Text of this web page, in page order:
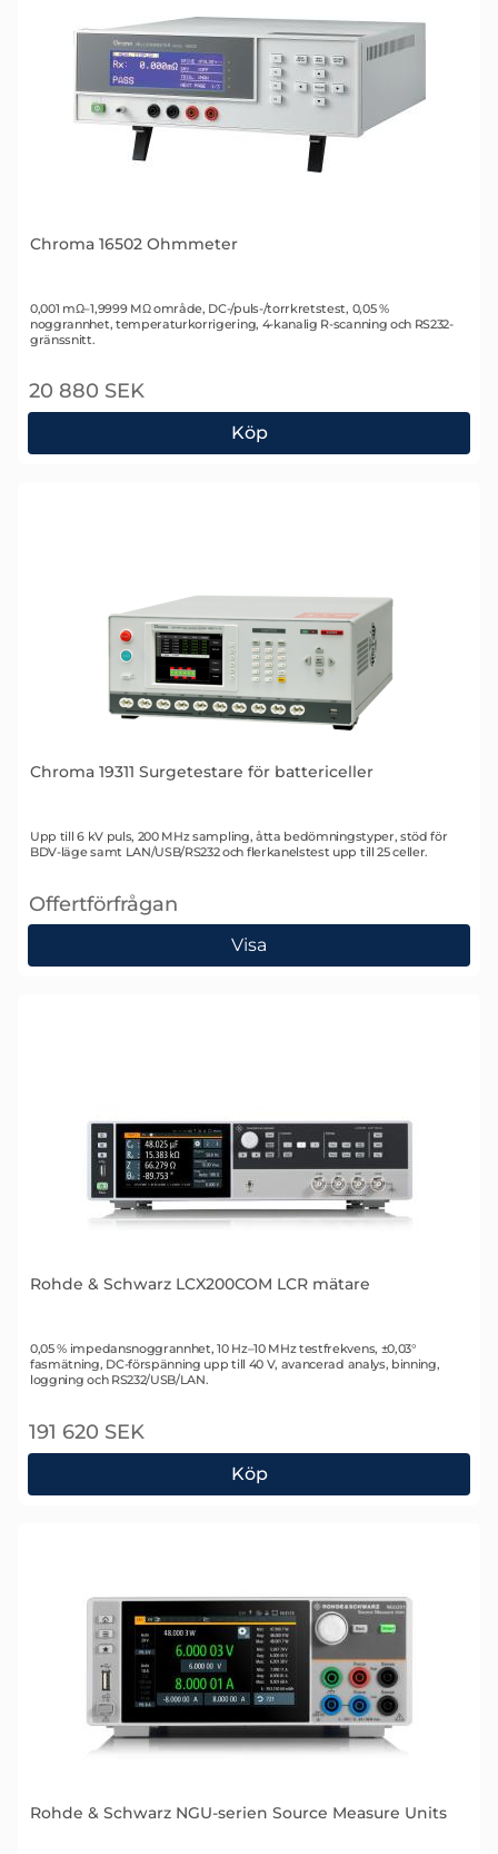
Chroma 16502 Ohmmeter
Art. nr 2071
0,001 mΩ–1,9999 MΩ område, DC-/puls-/torrkretstest, 0,05 %
noggrannhet, temperaturkorrigering, 4-kanalig R-scanning och RS232-
gränssnitt.
20 880 SEK
Köp
Chroma 16502 Ohmmeter
Chroma 19311 Surgetestare för battericeller
Art. nr 2234
Upp till 6 kV puls, 200 MHz sampling, åtta bedömningstyper, stöd för
BDV-läge samt LAN/USB/RS232 och flerkanelstest upp till 25 celler.
Offertförfrågan
, Chroma 19311 Surgetestare för battericeller
Visa
Rohde & Schwarz LCX200COM LCR mätare
Art. nr 2604
0,05 % impedansnoggrannhet, 10 Hz–10 MHz testfrekvens, ±0,03°
fasmätning, DC-förspänning upp till 40 V, avancerad analys, binning,
loggning och RS232/USB/LAN.
191 620 SEK
Köp
Rohde & Schwarz LCX200COM LCR mätare
Rohde & Schwarz NGU-serien Source Measure Units